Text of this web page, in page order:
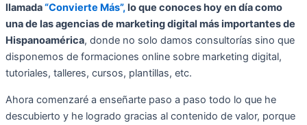
llamada“Convierte Más”,lo que conoces hoy en día como
una de las agencias de marketing digital más importantes de
Hispanoamérica, donde no solo damos consultorías sino que
disponemos de formaciones online sobre marketing digital,
tutoriales, talleres, cursos, plantillas, etc.
Ahora comenzaré a enseñarte paso a paso todo lo que he
descubierto y he logrado gracias al contenido de valor, porque